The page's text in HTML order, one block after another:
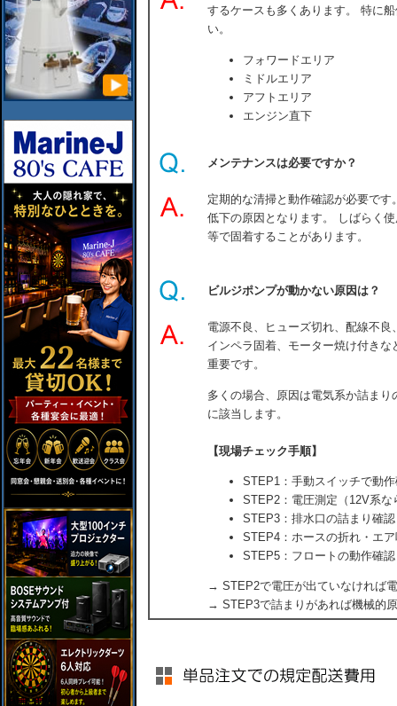
するケースも多くあります。 特に
い。
フォワードエリア
ミドルエリア
アフトエリア
エンジン直下
メンテナンスは必要ですか？
定期的な清掃と動作確認が必要で
低下の原因となります。 しばらく
等で固着することがあります。
ビルジポンプが動かない原因は？
電源不良、ヒューズ切れ、配線不
インペラ固着、モーター焼け付き
重要です。
多くの場合、原因は電気系か詰ま
に該当します。
【現場チェック手順】
STEP1：手動スイッチで動
STEP2：電圧測定（12V系な
STEP3：排水口の詰まり確認
STEP4：ホースの折れ・エ
STEP5：フロートの動作確認
→ STEP2で電圧が出ていなければ
→ STEP3で詰まりがあれば機械的